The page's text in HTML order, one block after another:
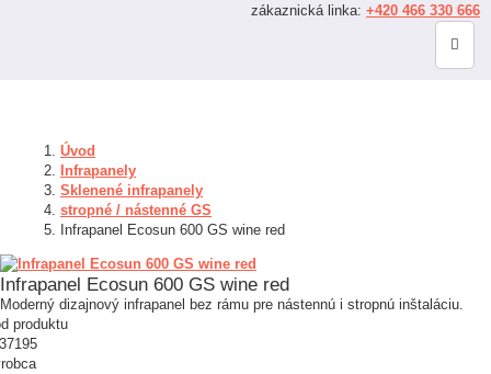
zákaznická linka: +420 466 330 666
Úvod
Infrapanely
Sklenené infrapanely
stropné / nástenné GS
Infrapanel Ecosun 600 GS wine red
Infrapanel Ecosun 600 GS wine red
Moderný dizajnový infrapanel bez rámu pre nástennú i stropnú inštaláciu.
produktu